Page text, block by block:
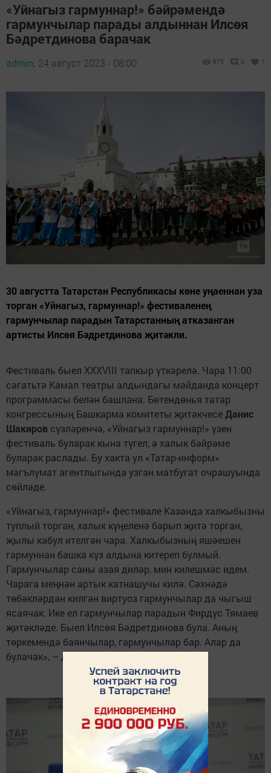
«Уйнагыз гармуннар!» бәйрәмендә
гармунчылар парады алдыннан Илсөя
Бәдретдинова барачак
admin, 24 август 2023 - 08:00 675 0 1
30 августта Татарстан Республикасы көне уңаеннан уза
торган «Уйнагыз, гармуннар!» фестиваленең
гармунчылар парадын Татарстанның атказанган
артисты Илсөя Бәдретдинова җитәкли.
Фестиваль быел XXXVIII тапкыр үткәрелә. Чара 11:00
сәгатьтә Камал театры алдындагы мәйданда концерт
программасы белән башлана. Бөтендөнья татар
конгрессының Башкарма комитеты җитәкчесеДанис
Шакиров сүзләренчә, «Уйнагыз гармуннар!» үзен
фестиваль буларак кына түгел, ә халык бәйрәме
буларак раслады. Бу хакта ул «Татар-информ»
мәгълүмат агентлыгында узган матбугат очрашуында
сөйләде.
«Уйнагыз, гармуннар!» фестивале Казанда халкыбызны
туплый торган, халык күңеленә барып җитә торган,
җылы кабул ителгән чара. Халкыбызның яшәешен
гармуннан башка күз алдына китереп булмый.
Гармунчылар саны азая диләр, мин килешмәс идем.
Чарага меңнән артык катнашучы килә. Сәхнәдә
төбәкләрдән килгән виртуоз гармунчылар да чыгыш
ясаячак. Ике ел гармунчылар парадын Фирдүс Тямаев
җитәкләде. Быел Илсөя Бәдретдинова була. Аның
төркемендә баянчылар, гармунчылар бар. Алар да
булачак», – диде ул.